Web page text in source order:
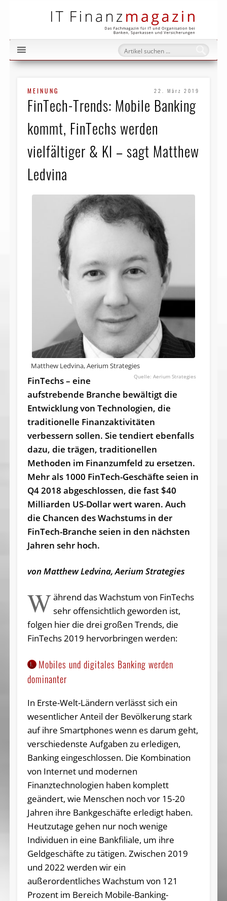
MEINUNG 22. März 2019
FinTech-Trends: Mobile Banking
kommt, FinTechs werden
vielfältiger & KI – sagt Matthew
Ledvina
Matthew Ledvina, Aerium Strategies
Aerium Strategies
FinTechs – eine
aufstrebende Branche bewältigt die
Entwicklung von Technologien, die
traditionelle Finanzaktivitäten
verbessern sollen. Sie tendiert ebenfalls
dazu, die trägen, traditionellen
Methoden im Finanzumfeld zu ersetzen.
Mehr als 1000 FinTech-Geschäfte seien in
Q4 2018 abgeschlossen, die fast $40
Milliarden US-Dollar wert waren. Auch
die Chancen des Wachstums in der
FinTech-Branche seien in den nächsten
Jahren sehr hoch.
von Matthew Ledvina, Aerium Strategies
Während das Wachstum von FinTechs
sehr offensichtlich geworden ist,
folgen hier die drei großen Trends, die
FinTechs 2019 hervorbringen werden:
1.
Mobiles und digitales Banking werden
dominanter
In Erste-Welt-Ländern verlässt sich ein
wesentlicher Anteil der Bevölkerung stark
auf ihre Smartphones wenn es darum geht,
verschiedenste Aufgaben zu erledigen,
Banking eingeschlossen. Die Kombination
von Internet und modernen
Finanztechnologien haben komplett
geändert, wie Menschen noch vor 15-20
Jahren ihre Bankgeschäfte erledigt haben.
Heutzutage gehen nur noch wenige
Individuen in eine Bankfiliale, um ihre
Geldgeschäfte zu tätigen. Zwischen 2019
und 2022 werden wir ein
außerordentliches Wachstum von 121
Prozent im Bereich Mobile-Banking-